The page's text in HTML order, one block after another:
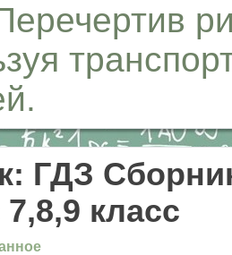
ГДЗ
класс